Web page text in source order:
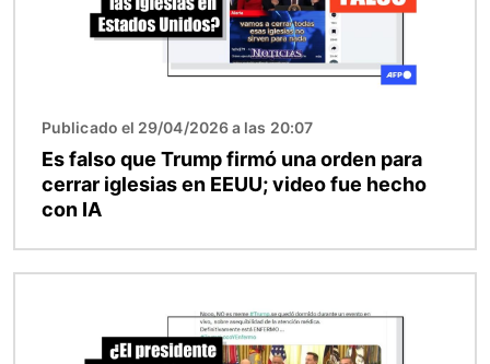
Publicado el 29/04/2026 a las 20:07
Es falso que Trump firmó una orden para
cerrar iglesias en EEUU; video fue hecho
con IA